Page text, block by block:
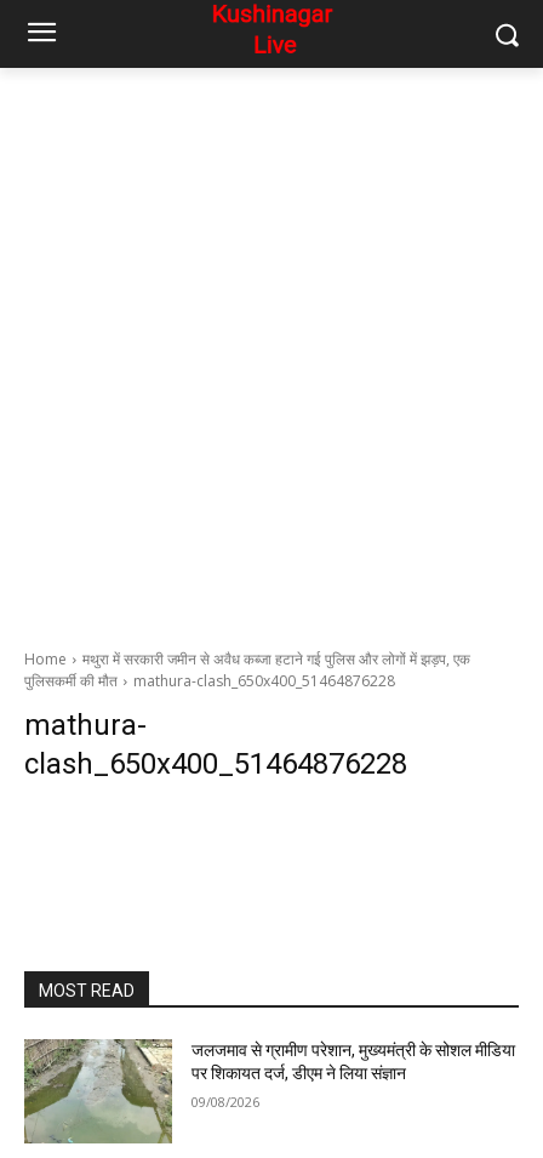
Home
मथुरा में सरकारी जमीन से अवैध कब्‍जा हटाने गई पुलिस और लोगों में झड़प, एक
पुलिसकर्मी की मौत
mathura-clash_650x400_51464876228
mathura-
clash_650x400_51464876228
MOST READ
जलजमाव से ग्रामीण परेशान, मुख्यमंत्री के सोशल मीडिया
पर शिकायत दर्ज, डीएम ने लिया संज्ञान
09/08/2026